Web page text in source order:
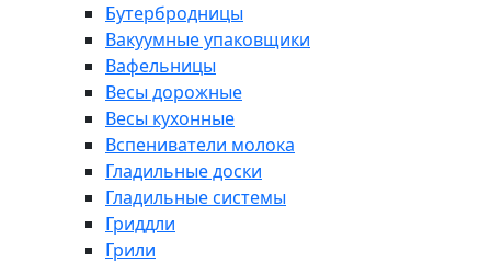
Бутербродницы
Вакуумные упаковщики
Вафельницы
Весы дорожные
Весы кухонные
Вспениватели молока
Гладильные доски
Гладильные системы
Гриддли
Грили